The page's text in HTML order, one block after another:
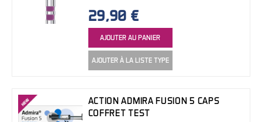
29,90 €
AJOUTER AU PANIER
AJOUTER À LA LISTE TYPE
ACTION ADMIRA FUSION 5 CAPS
COFFRET TEST